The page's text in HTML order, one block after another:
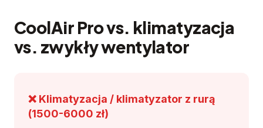
CoolAir Pro vs. klimatyzacja
vs. zwykły wentylator
❌ Klimatyzacja / klimatyzator z rurą
(1500-6000 zł)